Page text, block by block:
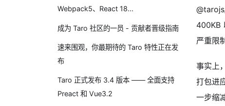
Webpack5、React 18...
成为 Taro 社区的一员 - 贡献者晋级指南
速来围观，你最期待的 Taro 特性正在发
布
Taro 正式发布 3.4 版本 —— 全面支持
Preact 和 Vue3.2
400KB
严重限
事实上
打包进
一步缩